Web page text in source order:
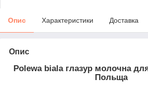
Опис Характеристики Доставка
Опис
Polewa biala глазур молочна
Польща